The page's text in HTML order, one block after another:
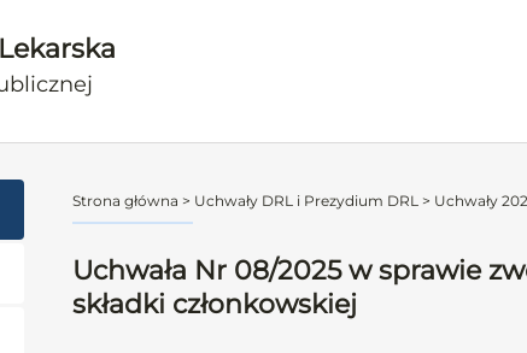
Strona główna > Uchwały DRL i Prezydium DRL > Uchwały
Uchwała Nr 08/2025 w sprawie
składki członkowskiej